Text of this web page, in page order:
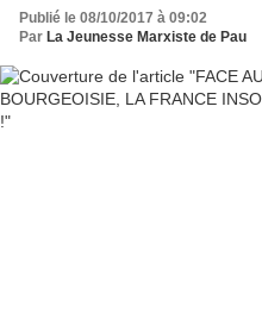
Publié le 08/10/2017 à 09:02
Par La Jeunesse Marxiste de Pau